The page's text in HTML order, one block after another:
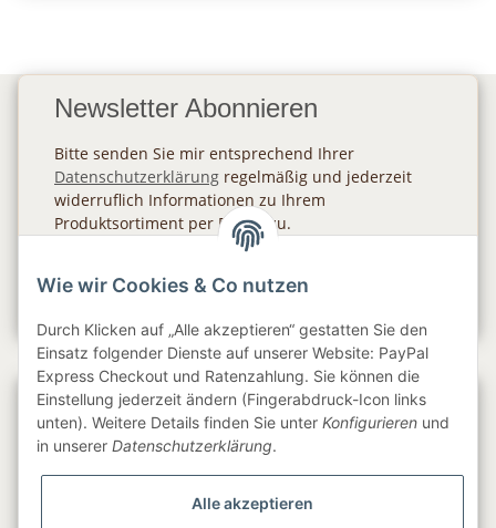
Newsletter Abonnieren
Bitte senden Sie mir entsprechend Ihrer
Datenschutzerklärung regelmäßig und jederzeit
widerruflich Informationen zu Ihrem
Produktsortiment per E-Mail zu.
Gesetzliche Informationen
Wie wir Cookies & Co nutzen
Durch Klicken auf „Alle akzeptieren“ gestatten Sie den
Einsatz folgender Dienste auf unserer Website: PayPal
Express Checkout und Ratenzahlung. Sie können die
Einstellung jederzeit ändern (Fingerabdruck-Icon links
unten). Weitere Details finden Sie unter Konfigurieren und
in unserer Datenschutzerklärung.
Alle akzeptieren